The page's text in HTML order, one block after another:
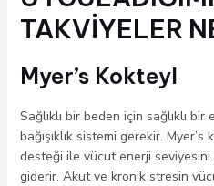
TAKVİYELER
Myer’s Kokteyl
Sağlıklı bir beden için sağlıklı
bağışıklık sistemi gerekir.
desteği ile vücut enerji seviyesini
giderir. Akut ve kronik stresin